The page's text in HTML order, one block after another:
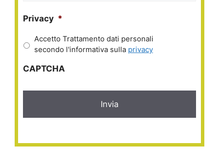
Privacy *
Accetto Trattamento dati personali
secondo l'informativa sulla privacy
CAPTCHA